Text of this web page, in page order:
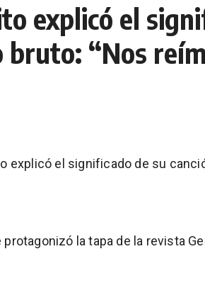
explicó el
bruto: “Nos
explicó el significado de su
protagonizó la tapa de la revista